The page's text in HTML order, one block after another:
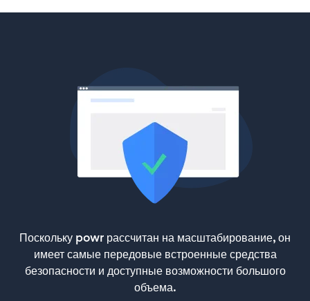
Поскольку powr рассчитан на масштабирование, он
имеет самые передовые встроенные средства
безопасности и доступные возможности большого
объема.